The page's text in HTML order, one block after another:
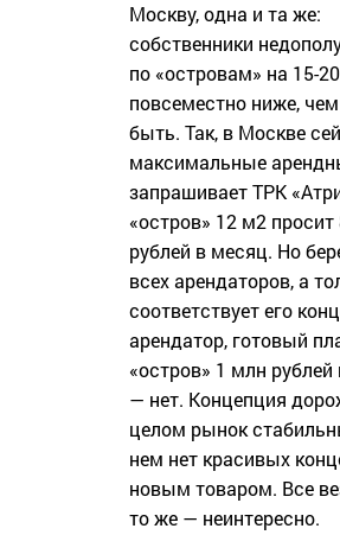
Москву, одна и та же:
собственники
по «островам» на 15-
повсеместно ниже,
быть. Так, в Москве
максимальные
запрашивает ТРК
«остров» 12 м2
рублей в месяц. Но
всех арендаторов, а
соответствует его
арендатор, готовый
«остров» 1 млн
— нет. Концепция
целом рынок
нем нет красивых
новым товаром. Все
то же — неинтересно.